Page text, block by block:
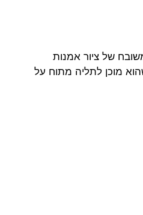
של ציור אמנות
מוכן לתליה מתוח על